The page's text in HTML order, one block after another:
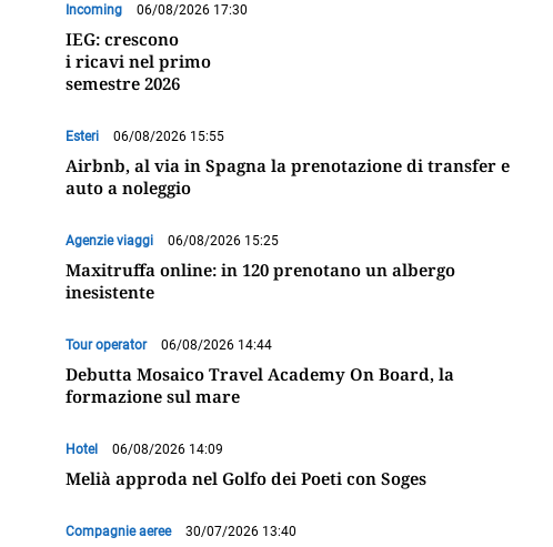
Incoming 06/08/2026 17:30
IEG: crescono
i ricavi nel primo
semestre 2026
Esteri 06/08/2026 15:55
Airbnb, al via in Spagna la prenotazione di transfer e
auto a noleggio
Agenzie viaggi 06/08/2026 15:25
Maxitruffa online: in 120 prenotano un albergo
inesistente
Tour operator 06/08/2026 14:44
Debutta Mosaico Travel Academy On Board, la
formazione sul mare
Hotel 06/08/2026 14:09
Melià approda nel Golfo dei Poeti con Soges
Compagnie aeree 30/07/2026 13:40